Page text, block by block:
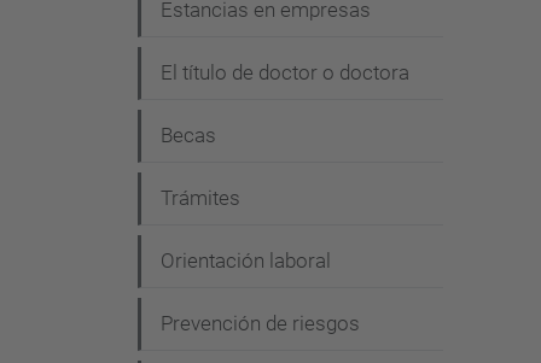
Estancias en empresas
El título de doctor o doctora
Becas
Trámites
Orientación laboral
Prevención de riesgos